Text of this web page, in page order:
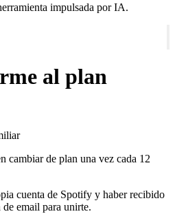
impulsada por IA.
al plan
cambiar de plan una vez cada 12
cuenta de Spotify y haber recibido
email para unirte.